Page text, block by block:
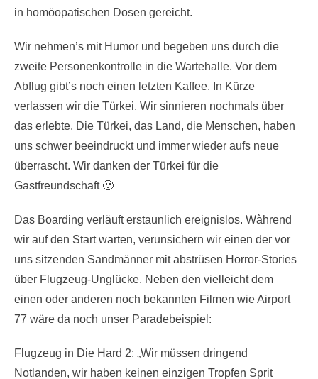
in homöopatischen Dosen gereicht.
Wir nehmen’s mit Humor und begeben uns durch die
zweite Personenkontrolle in die Wartehalle. Vor dem
Abflug gibt’s noch einen letzten Kaffee. In Kürze
verlassen wir die Türkei. Wir sinnieren nochmals über
das erlebte. Die Türkei, das Land, die Menschen, haben
uns schwer beeindruckt und immer wieder aufs neue
überrascht. Wir danken der Türkei für die
Gastfreundschaft 🙂
Das Boarding verläuft erstaunlich ereignislos. Wàhrend
wir auf den Start warten, verunsichern wir einen der vor
uns sitzenden Sandmänner mit abstrüsen Horror-Stories
über Flugzeug-Unglücke. Neben den vielleicht dem
einen oder anderen noch bekannten Filmen wie Airport
77 wäre da noch unser Paradebeispiel:
Flugzeug in Die Hard 2: „Wir müssen dringend
Notlanden, wir haben keinen einzigen Tropfen Sprit